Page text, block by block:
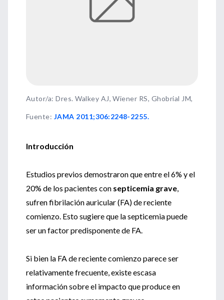
Autor/a: Dres. Walkey AJ, Wiener RS, Ghobrial JM,
Fuente: JAMA 2011;306:2248-2255.
Introducción
Estudios previos demostraron que entre el 6% y el
20% de los pacientes con septicemia grave,
sufren fibrilación auricular (FA) de reciente
comienzo. Esto sugiere que la septicemia puede
ser un factor predisponente de FA.
Si bien la FA de reciente comienzo parece ser
relativamente frecuente, existe escasa
información sobre el impacto que produce en